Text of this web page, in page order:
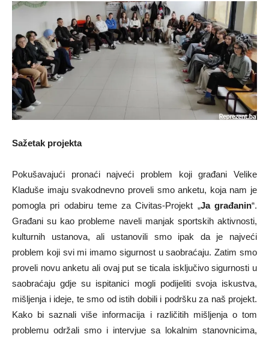
Sažetak projekta
Pokušavajući pronaći najveći problem koji građani Velike
Kladuše imaju svakodnevno proveli smo anketu, koja nam je
pomogla pri odabiru teme za Civitas-Projekt „Ja građanin“.
Građani su kao probleme naveli manjak sportskih aktivnosti,
kulturnih ustanova, ali ustanovili smo ipak da je najveći
problem koji svi mi imamo sigurnost u saobraćaju. Zatim smo
proveli novu anketu ali ovaj put se ticala isključivo sigurnosti u
saobraćaju gdje su ispitanici mogli podijeliti svoja iskustva,
mišljenja i ideje, te smo od istih dobili i podršku za naš projekt.
Kako bi saznali više informacija i različitih mišljenja o tom
problemu održali smo i intervjue sa lokalnim stanovnicima,